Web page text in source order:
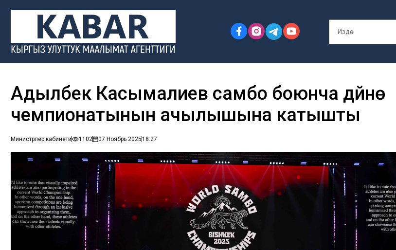
Адылбек Касымалиев самбо боюнча дүйнө
чемпионатынын ачылышына катышты
Министрлер кабинети 1102 07 Ноябрь 202518:27